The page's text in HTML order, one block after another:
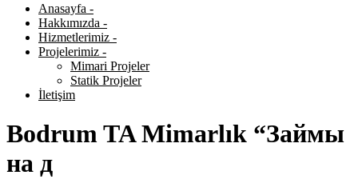
Anasayfa -
Hakkımızda -
Hizmetlerimiz -
Projelerimiz -
Mimari Projeler
Statik Projeler
İletişim
Bodrum TA Mimarlık “Займы
на д